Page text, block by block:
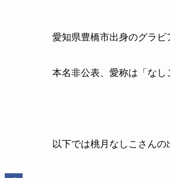
愛知県豊橋市出身のグラビ
本名非公表、愛称は「なし
以下では桃月なしこさん